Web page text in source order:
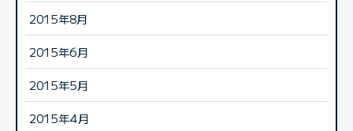
2015年8月
2015年6月
2015年5月
2015年4月